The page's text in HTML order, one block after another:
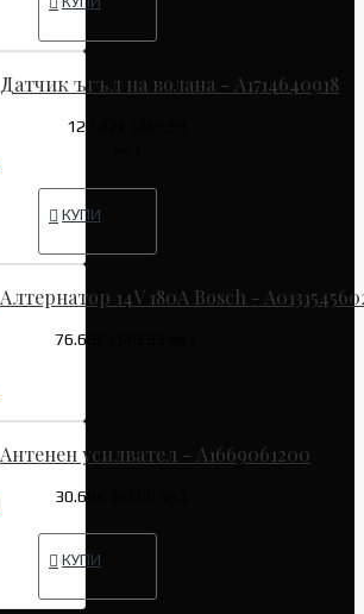
Датчик ъгъл на волана - A1714640918
127.82€ (249.99
КУПИ
Алтернатор 14V 180A Bosch -
76.69€ (149.99 лв.)
Антенен усилвател - A1669061200
30.68€ (60.00 лв.)
КУПИ